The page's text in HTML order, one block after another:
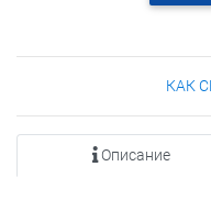
КАК
Описание